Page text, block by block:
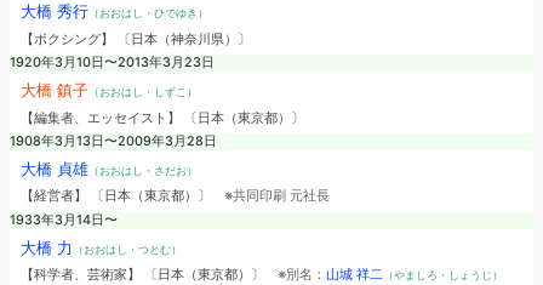
大橋 秀行（おおはし・ひでゆき）
【ボクシング】 〔日本（神奈川県）〕
1920年3月10日〜2013年3月23日
大橋 鎮子（おおはし・しずこ）
【編集者、エッセイスト】 〔日本（東京都）〕
1908年3月13日〜2009年3月28日
大橋 貞雄（おおはし・さだお）
【経営者】 〔日本（東京都）〕 ※共同印刷 元社長
1933年3月14日〜
大橋 力 （おおはし・つとむ）
【科学者、芸術家】 〔日本（東京都）〕 ※別名： 山城 祥二（やましろ・しょうじ）